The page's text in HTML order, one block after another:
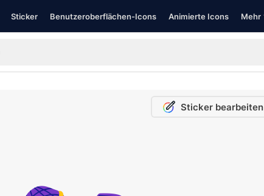
Sticker Benutzeroberflächen-Icons Animierte Icons Mehr
Sticker bearbeiten